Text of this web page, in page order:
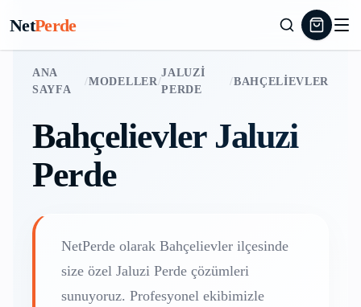
NetPerde
ANA
SAYFA
/MODELLER/
JALUZI
PERDE
/BAHÇELIEVLER
Bahçelievler Jaluzi
Perde
NetPerde olarak Bahçelievler ilçesinde
size özel Jaluzi Perde çözümleri
sunuyoruz. Profesyonel ekibimizle